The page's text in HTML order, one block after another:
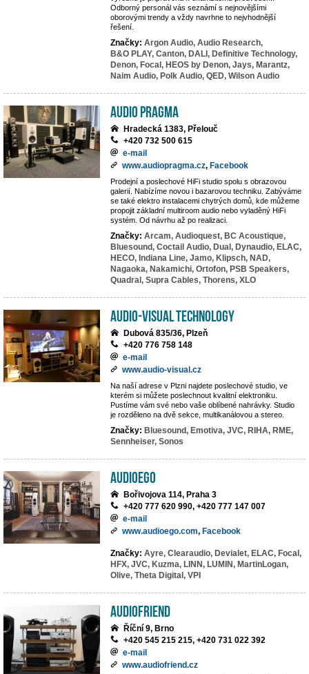
Odborný personál vás seznámí s nejnovějšími
oborovými trendy a vždy navrhne to nejvhodnější
řešení.
Značky: Argon Audio, Audio Research,
B&O PLAY, Canton, DALI, Definitive Technology,
Denon, Focal, HEOS by Denon, Jays, Marantz,
Naim Audio, Polk Audio, QED, Wilson Audio
Audio Pragma
Hradecká 1383, Přelouč
+420 732 500 615
e-mail
www.audiopragma.cz, Facebook
Prodejní a poslechové HiFi studio spolu s obrazovou
galerií. Nabízíme novou i bazarovou techniku. Zabýváme
se také elektro instalacemi chytrých domů, kde můžeme
propojit základní multiroom audio nebo vyladěný HiFi
systém. Od návrhu až po realizaci.
Značky: Arcam, Audioquest, BC Acoustique,
Bluesound, Coctail Audio, Dual, Dynaudio, ELAC,
HECO, Indiana Line, Jamo, Klipsch, NAD,
Nagaoka, Nakamichi, Ortofon, PSB Speakers,
Quadral, Supra Cables, Thorens, XLO
AUDIO-VISUAL TECHNOLOGY
Dubová 835/36, Plzeň
+420 776 758 148
e-mail
www.audio-visual.cz
Na naší adrese v Plzni najdete poslechové studio, ve
kterém si můžete poslechnout kvalitní elektroniku.
Pustíme vám své nebo vaše oblíbené nahrávky. Studio
je rozděleno na dvě sekce, multikanálovou a stereo.
Značky: Bluesound, Emotiva, JVC, RIHA, RME,
Sennheiser, Sonos
AUDIOEGO
Bořivojova 114, Praha 3
+420 777 620 990, +420 777 147 007
e-mail
www.audioego.com, Facebook
Značky: Ayre, Clearaudio, Devialet, ELAC, Focal,
HFX, JVC, Kuzma, LINN, LUMIN, MartinLogan,
Olive, Theta Digital, VPI
Audiofriend
Říční 9, Brno
+420 545 215 215, +420 731 022 392
e-mail
www.audiofriend.cz